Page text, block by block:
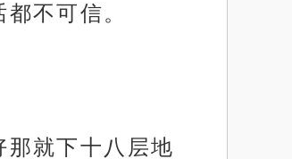
不可信。
就下十八层地